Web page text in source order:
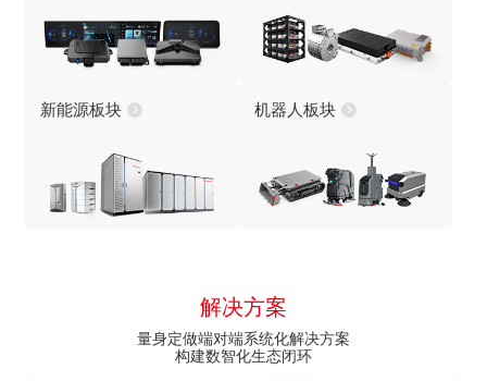
新能源板块 机器人板块
解决方案
量身定做端对端系统化解决方案
构建数智化生态闭环